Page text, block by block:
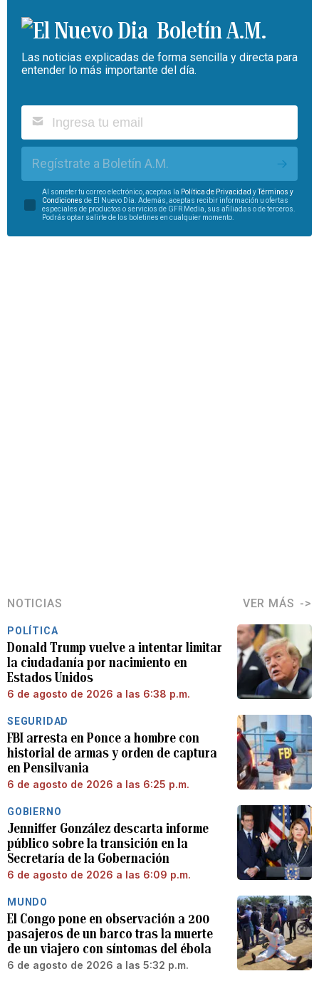
Boletín A.M.
Las noticias explicadas de forma sencilla y directa para
entender lo más importante del día.
Regístrate a Boletín A.M.
Al someter tu correo electrónico, aceptas la Política de Privacidad y
Términos y
Condiciones de El Nuevo Día. Además, aceptas recibir información u ofertas
especiales de productos o servicios de GFR Media, sus afiliadas o de terceros.
Podrás optar salirte de los boletines en cualquier momento.
NOTICIAS VER MÁS
POLÍTICA
Donald Trump vuelve a intentar limitar
la ciudadanía por nacimiento en
Estados Unidos
6 de agosto de 2026 a las 6:38 p.m.
SEGURIDAD
FBI arresta en Ponce a hombre con
historial de armas y orden de captura
en Pensilvania
6 de agosto de 2026 a las 6:25 p.m.
GOBIERNO
Jenniffer González descarta informe
público sobre la transición en la
Secretaría de la Gobernación
6 de agosto de 2026 a las 6:09 p.m.
MUNDO
El Congo pone en observación a 200
pasajeros de un barco tras la muerte
de un viajero con síntomas del ébola
6 de agosto de 2026 a las 5:32 p.m.